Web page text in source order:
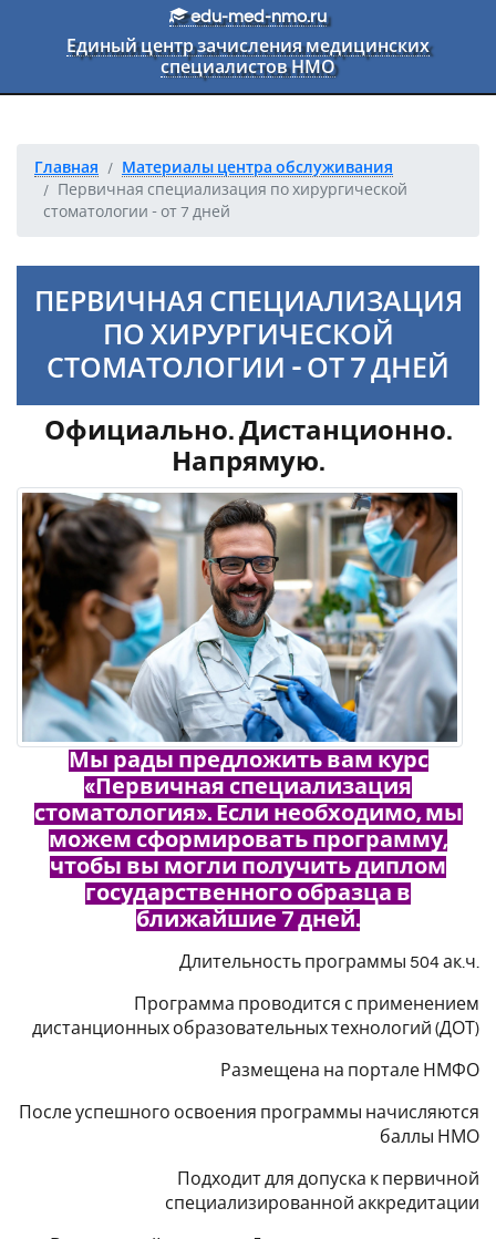
Перейти к основному текстуedu-med-nmo.ru
Единый центр зачисления медицинских
специалистов НМО
Главная
Материалы центра обслуживания
Первичная специализация по хирургической
стоматологии - от 7 дней
ПЕРВИЧНАЯ СПЕЦИАЛИЗАЦИЯ
ПО ХИРУРГИЧЕСКОЙ
СТОМАТОЛОГИИ - ОТ 7 ДНЕЙ
Официально. Дистанционно.
Напрямую.
Мы рады предложить вам курс
«Первичная специализация
стоматология». Если необходимо, мы
можем сформировать программу,
чтобы вы могли получить диплом
государственного образца в
ближайшие 7 дней.
Длительность программы 504 ак.ч.
Программа проводится с применением
дистанционных образовательных технологий (ДОТ)
Размещена на портале НМФО
После успешного освоения программы начисляются
баллы НМО
Подходит для допуска к первичной
специализированной аккредитации